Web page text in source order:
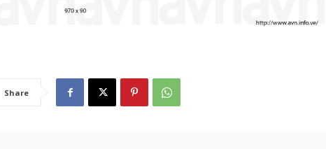
Share